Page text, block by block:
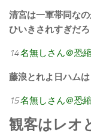
清宮は一軍帯同な
ひいきされすぎだろ
14名無しさん＠恐
藤浪とれよ日ハムは
15名無しさん＠恐
観客はレオ